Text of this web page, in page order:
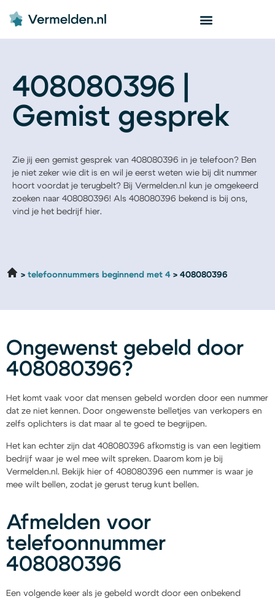
408080396 |
Gemist gesprek
Zie jij een gemist gesprek van 408080396 in je telefoon? Ben
je niet zeker wie dit is en wil je eerst weten wie bij dit nummer
hoort voordat je terugbelt? Bij Vermelden.nl kun je omgekeerd
zoeken naar 408080396! Als 408080396 bekend is bij ons,
vind je het bedrijf hier.
telefoonnummers beginnend met 4 408080396
Ongewenst gebeld door
408080396?
Het komt vaak voor dat mensen gebeld worden door een nummer
dat ze niet kennen. Door ongewenste belletjes van verkopers en
zelfs oplichters is dat maar al te goed te begrijpen.
Het kan echter zijn dat 408080396 afkomstig is van een legitiem
bedrijf waar je wel mee wilt spreken. Daarom kom je bij
Vermelden.nl. Bekijk hier of 408080396 een nummer is waar je
mee wilt bellen, zodat je gerust terug kunt bellen.
Afmelden voor
telefoonnummer
408080396
Een volgende keer als je gebeld wordt door een onbekend